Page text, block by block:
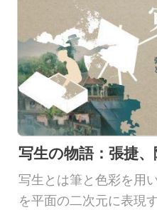
ン
ロ
ー
ド
中文
写生とは筆と色彩を用
を平面の二次元に表現